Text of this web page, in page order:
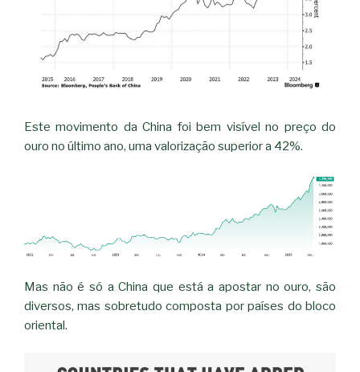
Este movimento da China foi bem visível no preço do
ouro no último ano, uma valorização superior a 42%.
Mas não é só a China que está a apostar no ouro, são
diversos, mas sobretudo composta por países do bloco
oriental.